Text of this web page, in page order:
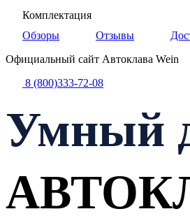
Комплектация
Обзоры
Отзывы
Официальный сайт Автоклава Wein
8 (800)333-72-08
Умный